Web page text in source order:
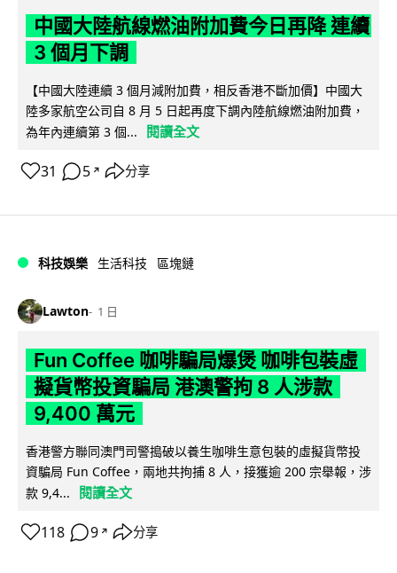
中國大陸航線燃油附加費今日再降 連續
3 個月下調
【中國大陸連續 3 個月減附加費，相反香港不斷加價】中國大
陸多家航空公司自 8 月 5 日起再度下調內陸航線燃油附加費，
為年內連續第 3 個...
閱讀全文
31 5 ↗ 分享
科技娛樂 生活科技 區塊鏈
Lawton 1 日
Fun Coffee 咖啡騙局爆煲 咖啡包裝虛
擬貨幣投資騙局 港澳警拘 8 人涉款
9,400 萬元
香港警方聯同澳門司警搗破以養生咖啡生意包裝的虛擬貨幣投
資騙局 Fun Coffee，兩地共拘捕 8 人，接獲逾 200 宗舉報，涉
款 9,4...
閱讀全文
118 9 ↗ 分享